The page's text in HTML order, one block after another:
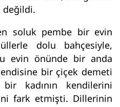
değildi.
soluk pembe bir evin
dolu bahçesiyle,
evin önünde bir anda
bir çiçek demeti
bir kadının kendilerini
fark etmişti. Dillerinin